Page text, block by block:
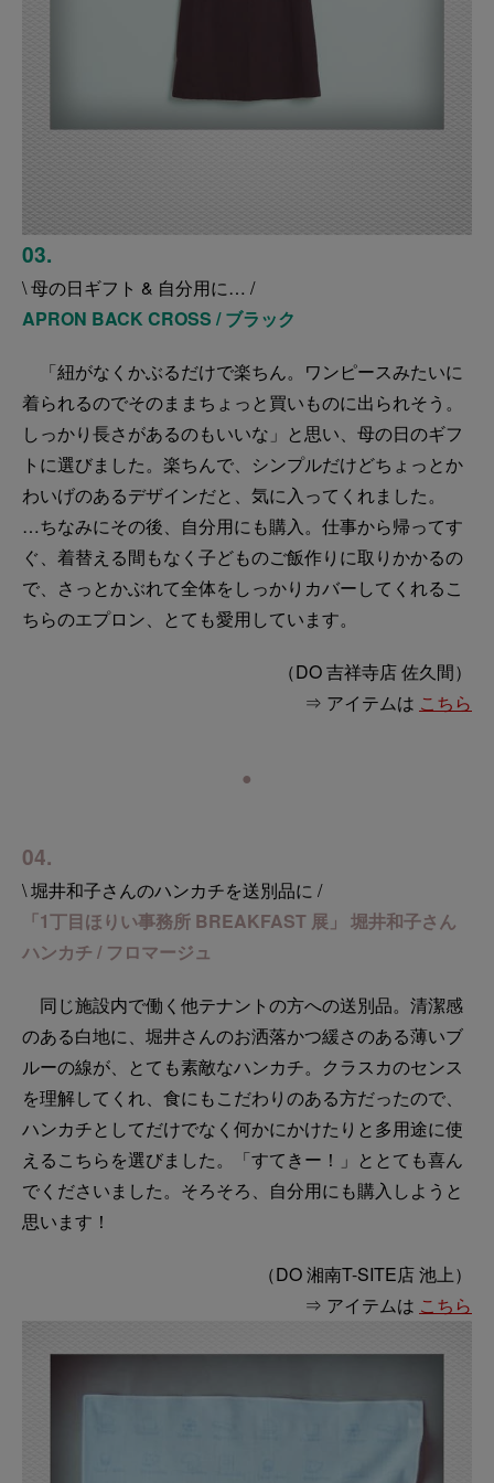
03.
\ 母の日ギフト & 自分用に… /
APRON BACK CROSS / ブラック
「紐がなくかぶるだけで楽ちん。ワンピースみたいに
着られるのでそのままちょっと買いものに出られそう。
しっかり長さがあるのもいいな」と思い、母の日のギフ
トに選びました。楽ちんで、シンプルだけどちょっとか
わいげのあるデザインだと、気に入ってくれました。
…ちなみにその後、自分用にも購入。仕事から帰ってす
ぐ、着替える間もなく子どものご飯作りに取りかかるの
で、さっとかぶれて全体をしっかりカバーしてくれるこ
ちらのエプロン、とても愛用しています。
（DO 吉祥寺店 佐久間）
⇒ アイテムは こちら
●
04.
\ 堀井和子さんのハンカチを送別品に /
「1丁目ほりい事務所 BREAKFAST 展」 堀井和子さん
ハンカチ / フロマージュ
同じ施設内で働く他テナントの方への送別品。清潔感
のある白地に、堀井さんのお洒落かつ緩さのある薄いブ
ルーの線が、とても素敵なハンカチ。クラスカのセンス
を理解してくれ、食にもこだわりのある方だったので、
ハンカチとしてだけでなく何かにかけたりと多用途に使
えるこちらを選びました。「すてきー！」ととても喜ん
でくださいました。そろそろ、自分用にも購入しようと
思います！
（DO 湘南T-SITE店 池上）
⇒ アイテムは こちら